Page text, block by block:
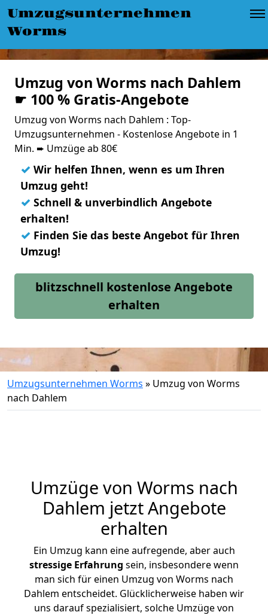
Umzugsunternehmen
Worms
Umzug von Worms nach Dahlem
☛ 100 % Gratis-Angebote
Umzug von Worms nach Dahlem : Top-
Umzugsunternehmen - Kostenlose Angebote in 1
Min. ➨ Umzüge ab 80€
✓ Wir helfen Ihnen, wenn es um Ihren
Umzug geht!
✓ Schnell & unverbindlich Angebote
erhalten!
✓ Finden Sie das beste Angebot für Ihren
Umzug!
blitzschnell kostenlose Angebote
erhalten
Umzugsunternehmen Worms » Umzug von Worms
nach Dahlem
Umzüge von Worms nach
Dahlem jetzt Angebote
erhalten
Ein Umzug kann eine aufregende, aber auch
stressige Erfahrung sein, insbesondere wenn
man sich für einen Umzug von Worms nach
Dahlem entscheidet. Glücklicherweise haben wir
uns darauf spezialisiert, solche Umzüge von